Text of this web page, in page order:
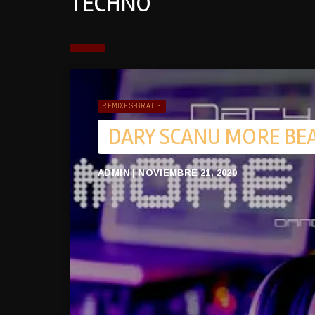
REMIXES-GRATIS
DARY SCANU MORE
ADMIN | NOVIEMBRE 21, 2020